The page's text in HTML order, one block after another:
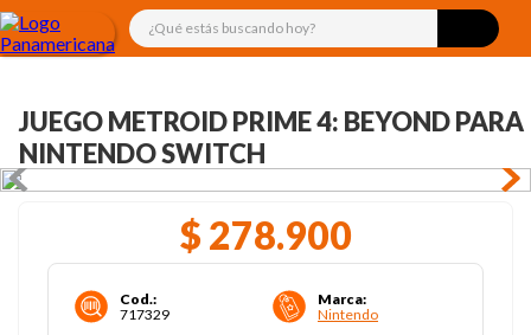
¿Qué estás buscando hoy?
JUEGO METROID PRIME 4: BEYOND PARA
NINTENDO SWITCH
$ 278.900
Cod.:
717329
Marca:
Nintendo